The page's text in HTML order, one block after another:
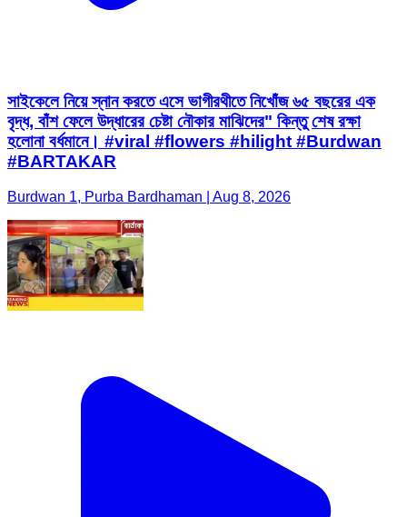
সাইকেলে নিয়ে স্নান করতে এসে ভাগীরথীতে নিখোঁজ ৬৫ বছরের এক
বৃদ্ধ, বাঁশ ফেলে উদ্ধারের চেষ্টা নৌকার মাঝিদের" কিন্তু শেষ রক্ষা
হলোনা বর্ধমানে। #viral #flowers #hilight #Burdwan
#BARTAKAR
Burdwan 1, Purba Bardhaman | Aug 8, 2026